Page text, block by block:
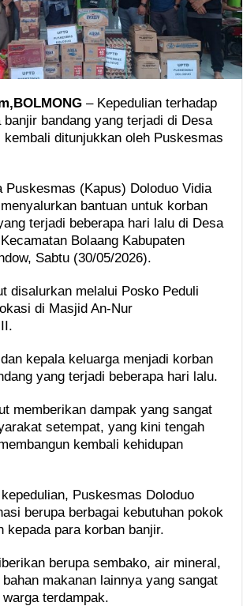
– Kepedulian terhadap
banjir bandang yang terjadi di Desa
kembali ditunjukkan oleh Puskesmas
Puskesmas (Kapus) Doloduo Vidia
bantuan untuk korban
terjadi beberapa hari lalu di Desa
Bolaang Kabupaten
Sabtu (30/05/2026).
disalurkan melalui Posko Peduli
di Masjid An-Nur
kepala keluarga menjadi korban
yang terjadi beberapa hari lalu.
memberikan dampak yang sangat
setempat, yang kini tengah
kembali kehidupan
Puskesmas Doloduo
berupa berbagai kebutuhan pokok
kepada para korban banjir.
berupa sembako, air mineral,
makanan lainnya yang sangat
terdampak.